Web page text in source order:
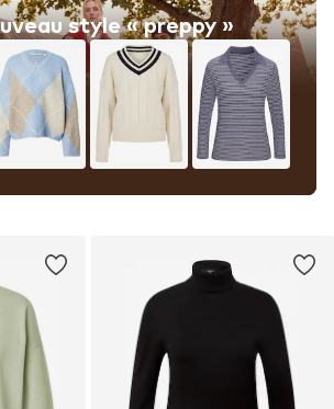
style « preppy »